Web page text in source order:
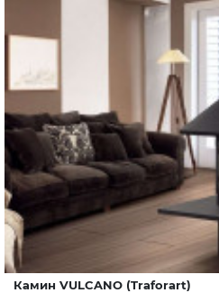
Камин VULCANO (Traforart)